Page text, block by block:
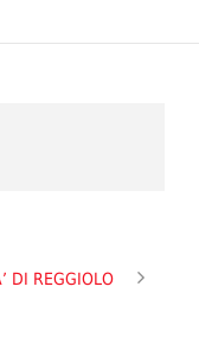
DI REGGIOLO